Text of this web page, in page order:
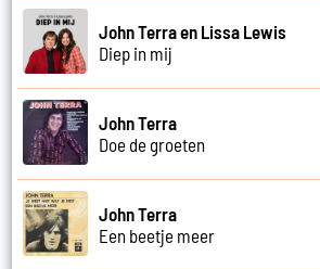
John Terra en Lissa Lewis
Diep in mij
John Terra
Doe de groeten
John Terra
Een beetje meer